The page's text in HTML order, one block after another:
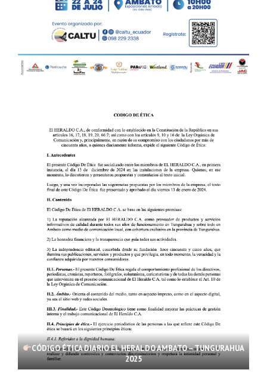
CÓDIGO ÉTICA DIARIO EL HERALDO AMBATO – TUNGURAHUA
2025